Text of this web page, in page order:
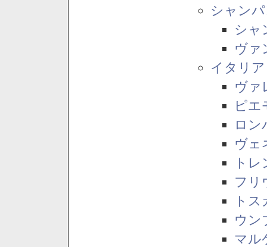
シャン
シャ
ヴァ
イタリア
ヴァ
ピエ
ロン
ヴェ
ト
フリ
ト
ウン
マル